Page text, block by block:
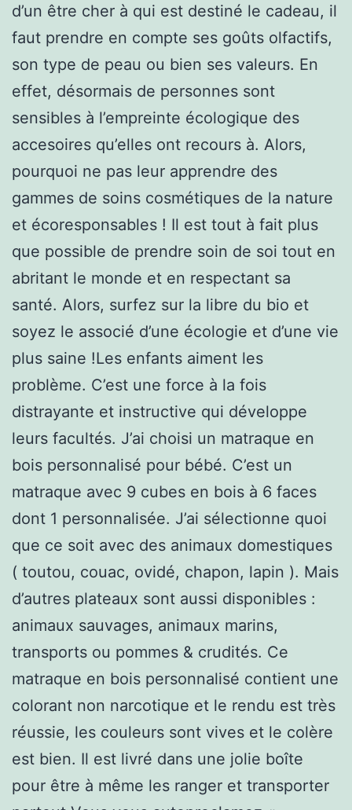
d’un être cher à qui est destiné le cadeau, il
faut prendre en compte ses goûts olfactifs,
son type de peau ou bien ses valeurs. En
effet, désormais de personnes sont
sensibles à l’empreinte écologique des
accesoires qu’elles ont recours à. Alors,
pourquoi ne pas leur apprendre des
gammes de soins cosmétiques de la nature
et écoresponsables ! Il est tout à fait plus
que possible de prendre soin de soi tout en
abritant le monde et en respectant sa
santé. Alors, surfez sur la libre du bio et
soyez le associé d’une écologie et d’une vie
plus saine !Les enfants aiment les
problème. C’est une force à la fois
distrayante et instructive qui développe
leurs facultés. J’ai choisi un matraque en
bois personnalisé pour bébé. C’est un
matraque avec 9 cubes en bois à 6 faces
dont 1 personnalisée. J’ai sélectionne quoi
que ce soit avec des animaux domestiques
( toutou, couac, ovidé, chapon, lapin ). Mais
d’autres plateaux sont aussi disponibles :
animaux sauvages, animaux marins,
transports ou pommes & crudités. Ce
matraque en bois personnalisé contient une
colorant non narcotique et le rendu est très
réussie, les couleurs sont vives et le colère
est bien. Il est livré dans une jolie boîte
pour être à même les ranger et transporter